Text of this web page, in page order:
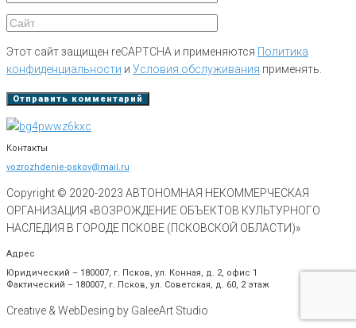
Этот сайт защищен reCAPTCHA и применяются Политика
конфиденциальности и Условия обслуживания применять.
Контакты
vozrozhdenie-pskov@mail.ru
Copyright © 2020-2023 АВТОНОМНАЯ НЕКОММЕРЧЕСКАЯ
ОРГАНИЗАЦИЯ «ВОЗРОЖДЕНИЕ ОБЪЕКТОВ КУЛЬТУРНОГО
НАСЛЕДИЯ В ГОРОДЕ ПСКОВЕ (ПСКОВСКОЙ ОБЛАСТИ)»
Адрес
Юридический – 180007, г. Псков, ул. Конная, д. 2, офис 1
Фактический – 180007, г. Псков, ул. Советская, д. 60, 2 этаж
Creative & WebDesing by GaleeArt Studio